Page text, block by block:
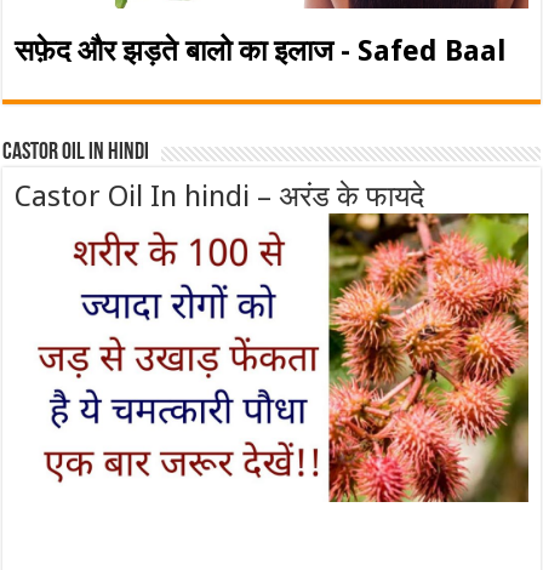
सफ़ेद और झड़ते बालो का इलाज - Safed Baal
Castor Oil In Hindi
Castor Oil In hindi – अरंड के फायदे